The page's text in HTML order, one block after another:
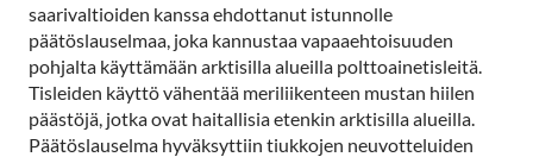
saarivaltioiden kanssa ehdottanut istunnolle
päätöslauselmaa, joka kannustaa vapaaehtoisuuden
pohjalta käyttämään arktisilla alueilla polttoainetisleitä.
Tisleiden käyttö vähentää meriliikenteen mustan hiilen
päästöjä, jotka ovat haitallisia etenkin arktisilla alueilla.
Päätöslauselma hyväksyttiin tiukkojen neuvotteluiden